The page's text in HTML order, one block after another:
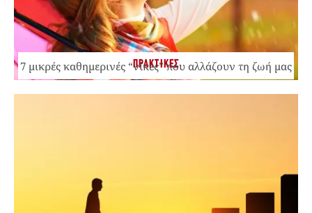
ΠΡΑΚΤΙΚΕΣ
7 μικρές καθημερινές “νίκες” που αλλάζουν τη ζωή μας